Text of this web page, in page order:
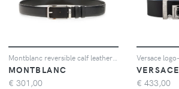
Montblanc reversible calf leather belt - Nero
MONTBLANC
€ 301,00
VERSACE
€ 433,00